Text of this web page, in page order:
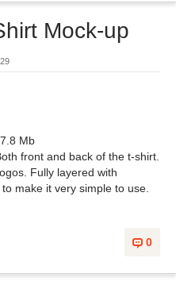
Mock-up
Mb
front and back of the t-shirt.
Fully layered with
make it very simple to use.
0